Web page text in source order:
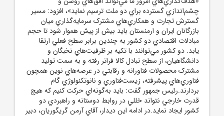
چشم‌اندازي گسترده براي دو ملت ترسيم نمايد»، افزود: مسير
گسترش تجارت و همکاري‌هاي مشترک سرمايه‌گذاري ميان
بازرگانان ايران و ارمنستان بايد بيش از پيش هموار شود تا حجم
مبادلات اقتصادي دو کشور به چندين برابر سطح فعلي ارتقا
يابد. دو کشور مي‌توانند با تکيه بر ظرفيت‌هاي نخبگان و
دانشگاهيان، از سطح تبادل کالا فراتر رفته و به سمت توليد
مشترک محصولات فناورانه و رقابتي در عرصه‌هاي نوين همچون
فناوري‌هاي پيشرفته، زيست‌فناوري و نانوتکنولوژي گام
بردارند.رئيس جمهور گفت: بايد به‌گونه‌اي حرکت کنيم که هيچ
قدرت خارجي نتواند خللي در روابط دوستانه و راهبردي دو
کشور ايجاد نمايد.در ادامه اين ديدار، آقاي آرمن گريگوريان، دبير